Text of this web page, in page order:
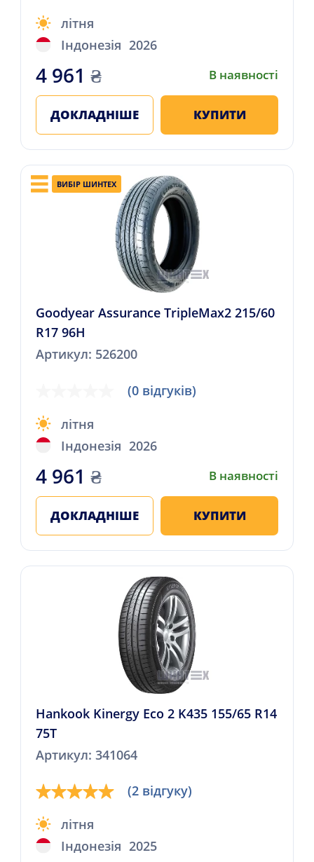
літня
Індонезія 2026
4 961 ₴ В наявності
ДОКЛАДНІШЕ КУПИТИ
ВИБІР ШИНТЕХ
Goodyear Assurance TripleMax2 215/60
R17 96H
Артикул: 526200
(0 відгуків)
літня
Індонезія 2026
4 961 ₴ В наявності
ДОКЛАДНІШЕ КУПИТИ
Hankook Kinergy Eco 2 K435 155/65 R14
75T
Артикул: 341064
(2 відгуку)
літня
Індонезія 2025